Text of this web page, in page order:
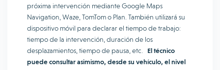
próxima intervención mediante Google Maps
Navigation, Waze, TomTom o Plan. También utilizará su
dispositivo móvil para declarar el tiempo de trabajo:
tiempo de la intervención, duración de los
desplazamientos, tiempo de pausa, etc. El técnico
puede consultar asimismo, desde su vehículo, el nivel